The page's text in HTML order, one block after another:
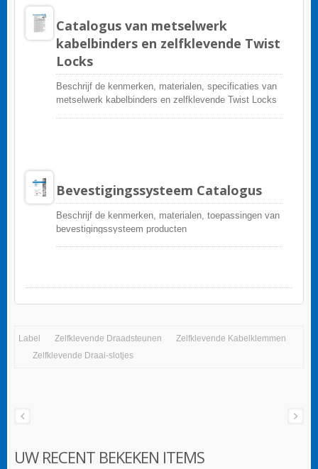
Catalogus van metselwerk
kabelbinders en zelfklevende Twist
Locks
Beschrijf de kenmerken, materialen, specificaties van
metselwerk kabelbinders en zelfklevende Twist Locks
Bevestigingssysteem Catalogus
Beschrijf de kenmerken, materialen, toepassingen van
bevestigingssysteem producten
Label Zelfklevende Draadsteunen
Zelfklevende Kabelklemmen
Zelfklevende Draai-slotjes
UW RECENT BEKEKEN ITEMS